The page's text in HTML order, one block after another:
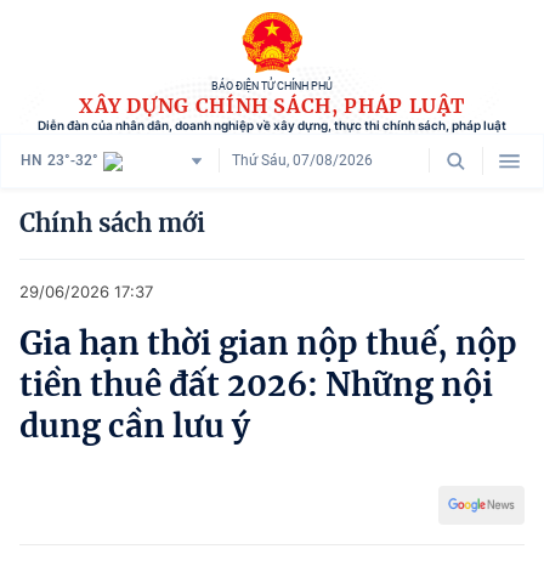
BÁO ĐIỆN TỬ CHÍNH PHỦ
XÂY DỰNG CHÍNH SÁCH, PHÁP LUẬT
Diễn đàn của nhân dân, doanh nghiệp về xây dựng, thực thi chính sách, pháp luật
HN 23°-32° Thứ Sáu, 07/08/2026
Danh mục
Tham vấn chính sách
Người dân góp ý
Chính sách mới
29/06/2026 17:37
Gia hạn thời gian nộp thuế, nộp
tiền thuê đất 2026: Những nội
dung cần lưu ý